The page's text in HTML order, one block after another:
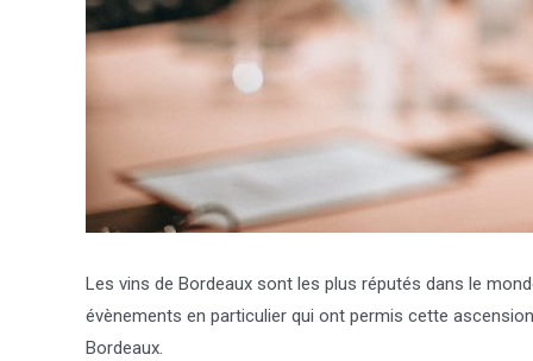
Les vins de Bordeaux sont les plus réputés dans le
évènements en particulier qui ont permis cette
Bordeaux.